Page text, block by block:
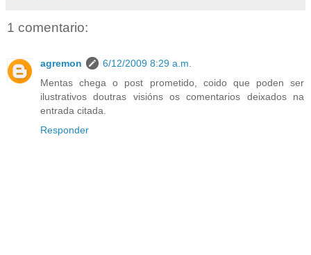
1 comentario:
agremon
6/12/2009 8:29 a.m.
Mentas chega o post prometido, coido que poden ser
ilustrativos doutras visións os comentarios deixados na
entrada citada.
Responder